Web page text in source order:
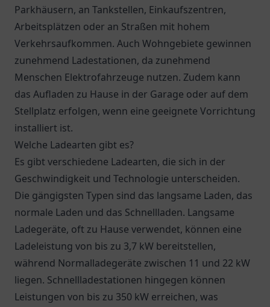
Parkhäusern, an Tankstellen, Einkaufszentren,
Arbeitsplätzen oder an Straßen mit hohem
Verkehrsaufkommen. Auch Wohngebiete gewinnen
zunehmend Ladestationen, da zunehmend
Menschen Elektrofahrzeuge nutzen. Zudem kann
das Aufladen zu Hause in der Garage oder auf dem
Stellplatz erfolgen, wenn eine geeignete Vorrichtung
installiert ist.
Welche Ladearten gibt es?
Es gibt verschiedene Ladearten, die sich in der
Geschwindigkeit und Technologie unterscheiden.
Die gängigsten Typen sind das langsame Laden, das
normale Laden und das Schnellladen. Langsame
Ladegeräte, oft zu Hause verwendet, können eine
Ladeleistung von bis zu 3,7 kW bereitstellen,
während Normalladegeräte zwischen 11 und 22 kW
liegen. Schnellladestationen hingegen können
Leistungen von bis zu 350 kW erreichen, was